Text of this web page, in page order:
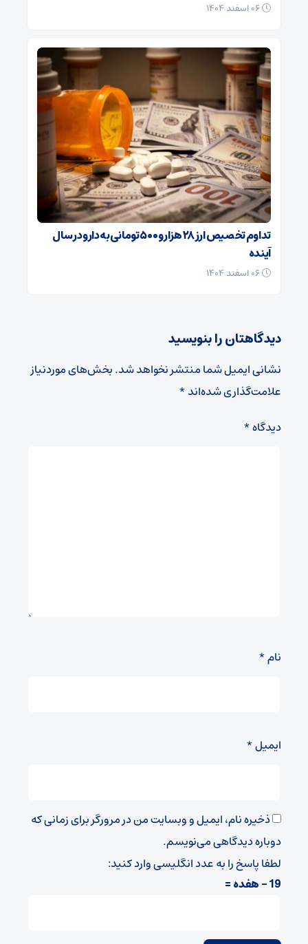
تداوم تخصیص ارز ۲۸ هزار و ۵۰۰ تومانی به دارو در سال
آینده
دیدگاهتان را بنویسید
نشانی ایمیل شما منتشر نخواهد شد.بخش‌های موردنیاز
علامت‌گذاری شده‌اند*
دیدگاه*
نام*
ایمیل*
ذخیره نام، ایمیل و وبسایت من در مرورگر برای زمانی که
دوباره دیدگاهی می‌نویسم.
لطفا پاسخ را به عدد انگلیسی وارد کنید:
19 − هفده =